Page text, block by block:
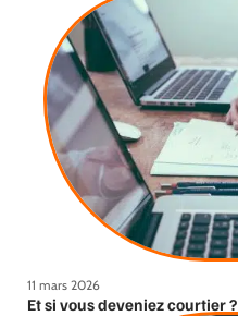
11 mars 2026
Et si vous deveniez courtier ?